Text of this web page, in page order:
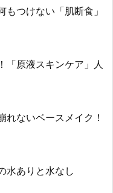
もつけない「肌断食」
「原液スキンケア」人
れないベースメイク！
水ありと水なし